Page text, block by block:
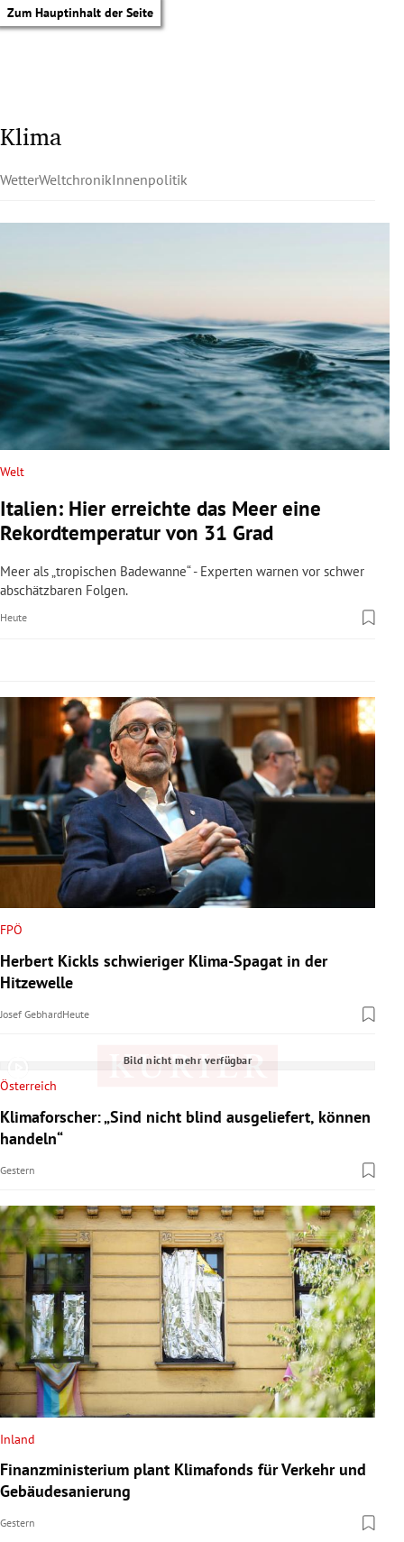
Zum Hauptinhalt der Seite
Untermenü
Untermenü
Untermenü
Untermenü
Untermenü
Untermenü
Untermenü
Klima
WetterWeltchronikInnenpolitik
Welt
Italien: Hier erreichte das Meer eine
Rekordtemperatur von 31 Grad
Meer als „tropischen Badewanne“ - Experten warnen vor schwer
abschätzbaren Folgen.
Heute
FPÖ
Herbert Kickls schwieriger Klima-Spagat in der
Hitzewelle
Josef GebhardHeute
Bild nicht mehr verfügbar
Österreich
Klimaforscher: „Sind nicht blind ausgeliefert, können
handeln“
Gestern
Inland
Finanzministerium plant Klimafonds für Verkehr und
Gebäudesanierung
Gestern